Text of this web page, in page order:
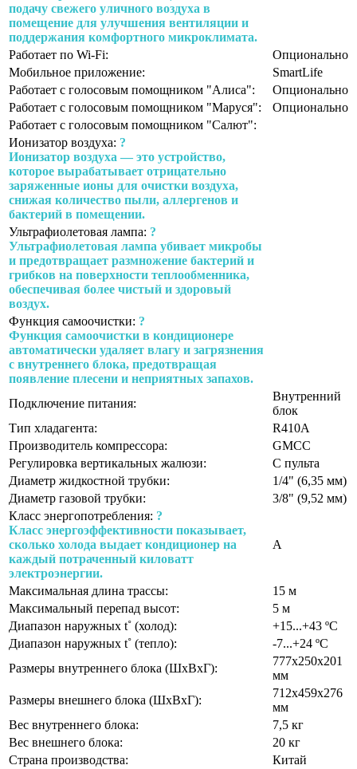
подачу свежего уличного воздуха в
помещение для улучшения вентиляции и
поддержания комфортного микроклимата.
Работает по Wi-Fi:
Опционально
Мобильное приложение:
SmartLife
Работает с голосовым помощником "Алиса":
Опционально
Работает с голосовым помощником "Маруся":
Опционально
Работает с голосовым помощником "Салют":
Ионизатор воздуха: ?
Ионизатор воздуха — это устройство,
которое вырабатывает отрицательно
заряженные ионы для очистки воздуха,
снижая количество пыли, аллергенов и
бактерий в помещении.
Ультрафиолетовая лампа: ?
Ультрафиолетовая лампа убивает микробы
и предотвращает размножение бактерий и
грибков на поверхности теплообменника,
обеспечивая более чистый и здоровый
воздух.
Функция самоочистки: ?
Функция самоочистки в кондиционере
автоматически удаляет влагу и загрязнения
с внутреннего блока, предотвращая
появление плесени и неприятных запахов.
Подключение питания:
Внутренний
блок
Тип хладагента:
R410A
Производитель компрессора:
GMCC
Регулировка вертикальных жалюзи:
С пульта
Диаметр жидкостной трубки:
1/4" (6,35 мм)
Диаметр газовой трубки:
3/8" (9,52 мм)
Класс энергопотребления: ?
Класс энергоэффективности показывает,
сколько холода выдает кондиционер на
каждый потраченный киловатт
электроэнергии.
A
Максимальная длина трассы:
15 м
Максимальный перепад высот:
5 м
Диапазон наружных t˚ (холод):
+15...+43 ºС
Диапазон наружных t˚ (тепло):
-7...+24 ºС
Размеры внутреннего блока (ШхВхГ):
777х250х201
мм
Размеры внешнего блока (ШхВхГ):
712х459х276
мм
Вес внутреннего блока:
7,5 кг
Вес внешнего блока:
20 кг
Страна производства:
Китай